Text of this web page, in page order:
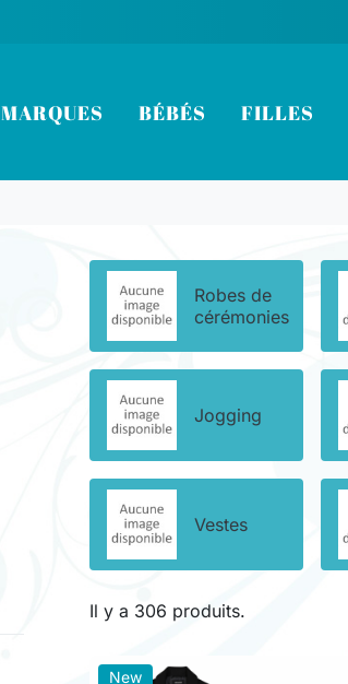
MARQUES BÉBÉS FILLES
Robes de
cérémonies
Jogging
Vestes
Il y a 306 produits.
New